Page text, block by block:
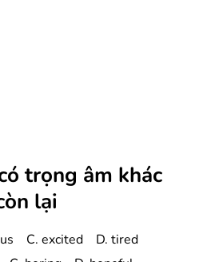
trọng âm khác
lại
C. excited D. tired